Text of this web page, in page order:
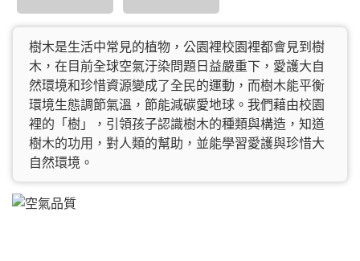
樹木是生活中常見的植物，公園裡校園裡都會見到樹
木，在目前全球空氣汙染問題日益嚴重下，愛護大自
然環境和珍惜資源變成了全民的運動，而樹木能平衡
環境生態調節氣溫，節能減碳愛地球。我們藉由校園
裡的「樹」，引領孩子認識樹木的種類與構造，知道
樹木的功用，對人類的幫助，並能學習愛護與珍惜大
自然環境。